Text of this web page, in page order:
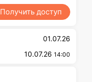
Получить доступ
01.07.26
10.07.26 14:00